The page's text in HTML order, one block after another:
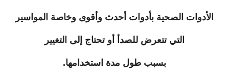
الأدوات الصحية بأدوات أحدث وأقوى وخاصة المواسير
التي تتعرض للصدأ أو تحتاج إلى التغيير
بسبب طول مدة استخدامها.